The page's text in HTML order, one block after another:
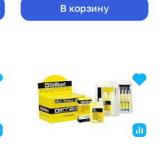
В корзину